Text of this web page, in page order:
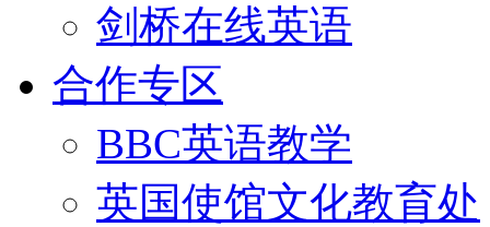
剑桥在线英语
合作专区
BBC英语教学
英国使馆文化教育处